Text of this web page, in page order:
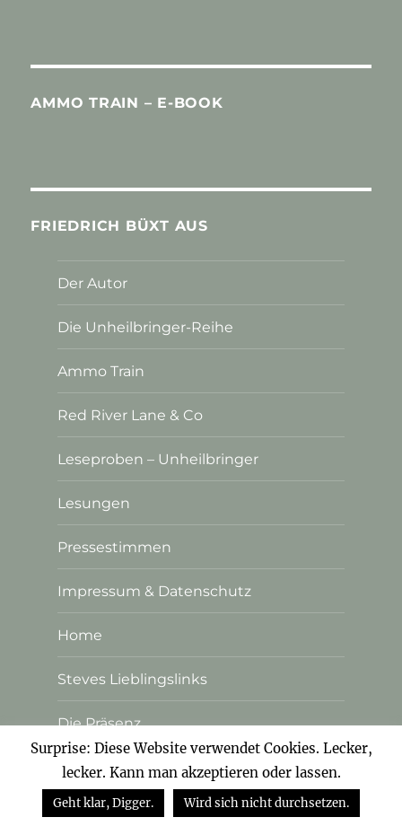
AMMO TRAIN – E-BOOK
FRIEDRICH BÜXT AUS
Der Autor
Die Unheilbringer-Reihe
Ammo Train
Red River Lane & Co
Leseproben – Unheilbringer
Lesungen
Pressestimmen
Impressum & Datenschutz
Home
Steves Lieblingslinks
Die Präsenz
Steve Nolte Stolz präsentiert von WordPress
Surprise: Diese Website verwendet Cookies. Lecker,
lecker. Kann man akzeptieren oder lassen.
Geht klar, Digger. Wird sich nicht durchsetzen.